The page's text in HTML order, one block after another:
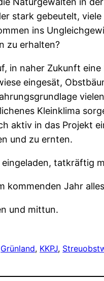
stark gebeutelt,
ins
zu erhalten?
in naher Zukunft
eingesät,
Kleinklima
aktiv in das Projekt
und zu ernten.
tatkräftig
kommenden Jahr
und mittun.
Grünland, KKPJ,